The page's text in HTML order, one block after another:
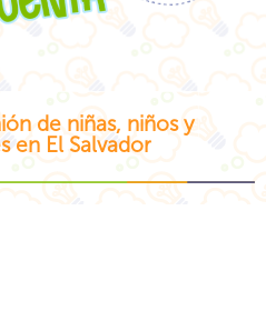
de niñas, niños y
en El Salvador